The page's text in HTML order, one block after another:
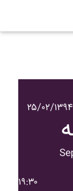
۲۵/۰۲/۱۳۹۴
۱۹:۳۰